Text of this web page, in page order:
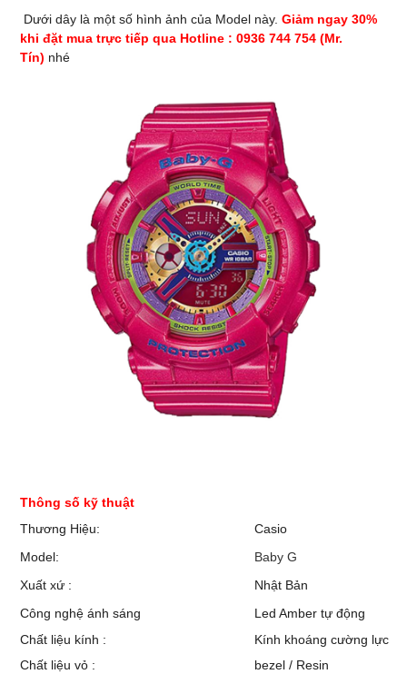
Dưới dây là một số hình ảnh của Model này.Giảm ngay 30%
khi đặt mua trực tiếp qua Hotline : 0936 744 754 (Mr.
Tín) nhé
Thông số kỹ thuật
Thương Hiệu:
Casio
Model:
Baby G
Xuất xứ :
Nhật Bản
Công nghệ ánh sáng
Led Amber tự động
Chất liệu kính :
Kính khoáng cường lực
Chất liệu vỏ :
bezel / Resin